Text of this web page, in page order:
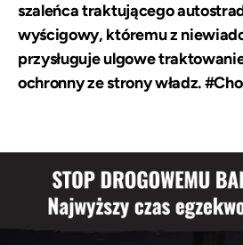
szaleńca traktującego
wyścigowy, któremu z
przysługuje ulgowe
ochronny ze strony władz.